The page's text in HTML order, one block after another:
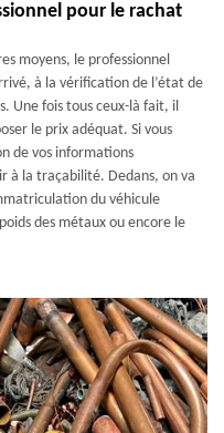
pour le rachat
moyens, le professionnel
à la vérification de l’état de
Une fois tous ceux-là fait, il
le prix adéquat. Si vous
de vos informations
à la traçabilité. Dedans, on va
du véhicule
des métaux ou encore le